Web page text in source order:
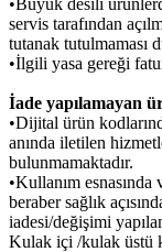
•Büyük desili
servis tarafından
tutanak tutulmaması
•İlgili yasa gereği
İade yapılamayan
•Dijital ürün
anında iletilen
bulunmamaktadır.
•Kullanım
beraber sağlık
iadesi/değişimi
Kulak içi /kulak üstü